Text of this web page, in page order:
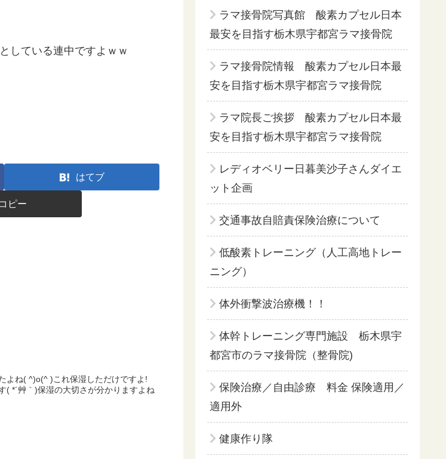
している連中ですよｗｗ
はてブ
コピー
よね( ^)o(^ )これ保湿しただけですよ!
( *´艸｀)保湿の大切さが分かりますよね
ラマ接骨院写真館 酸素カプセル日本
最安を目指す栃木県宇都宮ラマ接骨院
ラマ接骨院情報 酸素カプセル日本最
安を目指す栃木県宇都宮ラマ接骨院
ラマ院長ご挨拶 酸素カプセル日本最
安を目指す栃木県宇都宮ラマ接骨院
レディオベリー日暮美沙子さんダイエ
ット企画
交通事故自賠責保険治療について
低酸素トレーニング（人工高地トレー
ニング）
体外衝撃波治療機！！
体幹トレーニング専門施設 栃木県宇
都宮市のラマ接骨院（整骨院)
保険治療／自由診療 料金 保険適用／
適用外
健康作り隊